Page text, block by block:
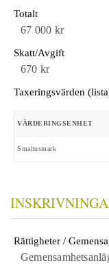
Totalt
67 000 kr
Skatt/Avgift
670 kr
Taxeringsvärden
VÄRDERINGSENHET
Smahusmark
Rättigheter /